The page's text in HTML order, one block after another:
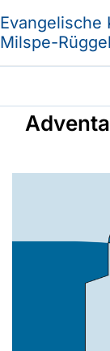
Evangelische
Milspe-